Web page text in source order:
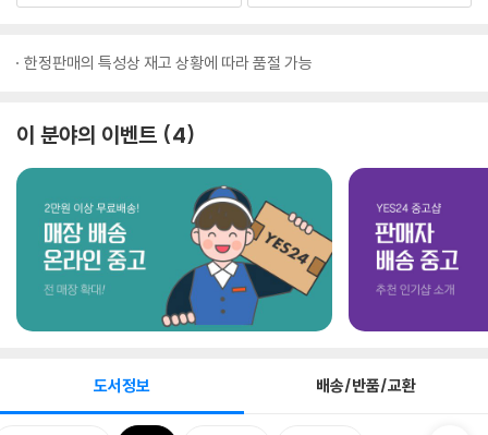
한정판매의 특성상 재고 상황에 따라 품절 가능
이 분야의 이벤트 4
도서정보 배송/반품/교환